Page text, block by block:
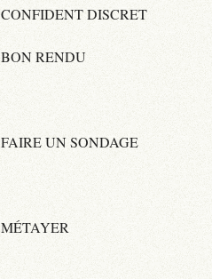
CONFIDENT DISCRET
BON RENDU
FAIRE UN SONDAGE
MÉTAYER